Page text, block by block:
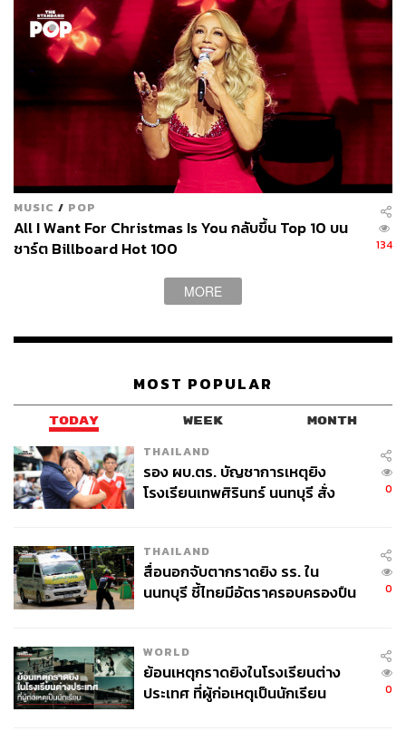
MUSIC / POP
All I Want For Christmas Is You กลับขึ้น Top 10 บน
ชาร์ต Billboard Hot 100
134
MORE
MOST POPULAR
TODAY WEEK MONTH
THAILAND
รอง ผบ.ตร. บัญชาการเหตุยิง
โรงเรียนเทพศิรินทร์ นนทบุรี สั่ง
0
THAILAND
สื่อนอกจับตากราดยิง รร. ใน
นนทบุรี ชี้ไทยมีอัตราครอบครองปืน
0
WORLD
ย้อนเหตุกราดยิงในโรงเรียนต่าง
ประเทศ ที่ผู้ก่อเหตุเป็นนักเรียน
0